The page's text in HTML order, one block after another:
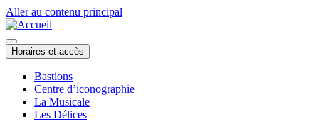
Aller au contenu principal
Horaires et accès
Bastions
Centre d’iconographie
La Musicale
Les Délices